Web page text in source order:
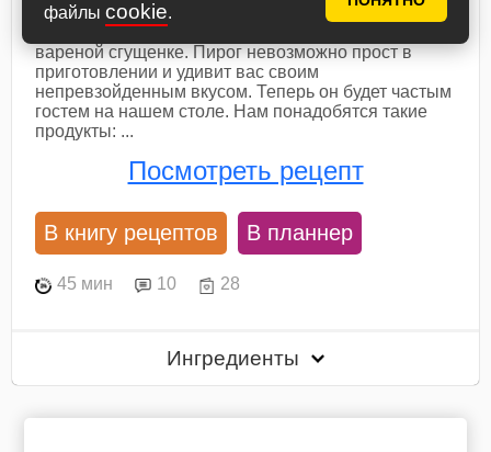
файлы cookie.
вареной сгущенке. Пирог невозможно прост в
приготовлении и удивит вас своим
непревзойденным вкусом. Теперь он будет частым
гостем на нашем столе. Нам понадобятся такие
продукты: ...
Посмотреть рецепт
В книгу рецептов В планнер
45 мин 10 28
Ингредиенты